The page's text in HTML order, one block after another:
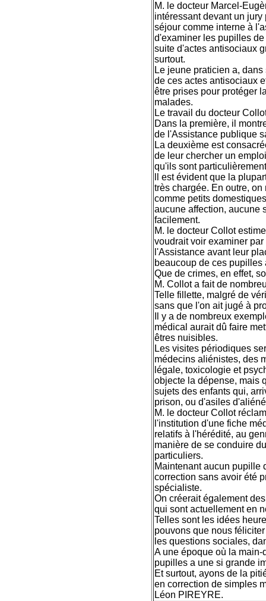
M. le docteur Marcel-
intéressant devant un
séjour comme interne à
d'examiner les pupilles
suite d'actes antisociaux
surtout.
Le jeune praticien a,
de ces actes antisociaux
être prises pour protéger
malades.
Le travail du docteur
Dans la première, il
de l'Assistance publique
La deuxième est
de leur chercher un
qu'ils sont
ll est évident que la
très chargée. En outre,
comme petits
aucune affection, aucune
facilement.
M. le docteur Collot
voudrait voir examiner
l'Assistance avant leur
beaucoup de ces
Que de crimes, en effet,
M. Collot a fait de
Telle fillette, malgré de
sans que l'on ait jugé à
Il y a de nombreux
médical aurait dû faire
êtres nuisibles.
Les visites périodiques
médecins aliénistes, des
légale, toxicologie et
objecte la dépense, mais
sujets des enfants qui,
prison, ou d'asiles
M. le docteur Collot
l'institution d'une fiche
relatifs à l'hérédité, au
manière de se conduire
particuliers.
Maintenant aucun pupille
correction sans avoir été
spécialiste.
On créerait également
qui sont actuellement en
Telles sont les idées
pouvons que nous
les questions sociales,
A une époque où la
pupilles a une si grande
Et surtout, ayons de la
en correction de simples
Léon PIREYRE.